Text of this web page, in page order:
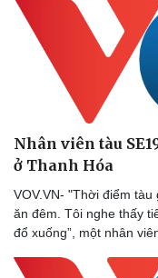
Nhân viên tàu
ở Thanh Hóa
VOV.VN- "Thời điểm
ăn đêm. Tôi nghe thấy
đổ xuống”, một nhân